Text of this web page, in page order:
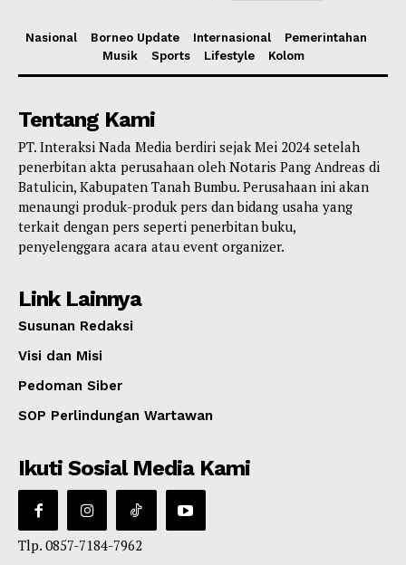
Nasional Borneo Update Internasional
Pemerintahan
Musik
Sports Lifestyle Kolom
Tentang Kami
PT. Interaksi Nada Media berdiri sejak Mei 2024 setelah
penerbitan akta perusahaan oleh Notaris Pang Andreas di
Batulicin, Kabupaten Tanah Bumbu. Perusahaan ini akan
menaungi produk-produk pers dan bidang usaha yang
terkait dengan pers seperti penerbitan buku,
penyelenggara acara atau event organizer.
Link Lainnya
Susunan Redaksi
Visi dan Misi
Pedoman Siber
SOP Perlindungan Wartawan
Ikuti Sosial Media Kami
Tlp. 0857-7184-7962